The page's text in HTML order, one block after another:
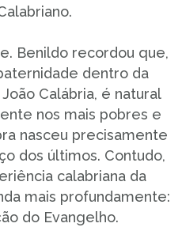
Benildo recordou que,
dentro da
Calábria, é natural
nos mais pobres e
nasceu precisamente
dos últimos. Contudo,
calabriana da
mais profundamente:
do Evangelho.